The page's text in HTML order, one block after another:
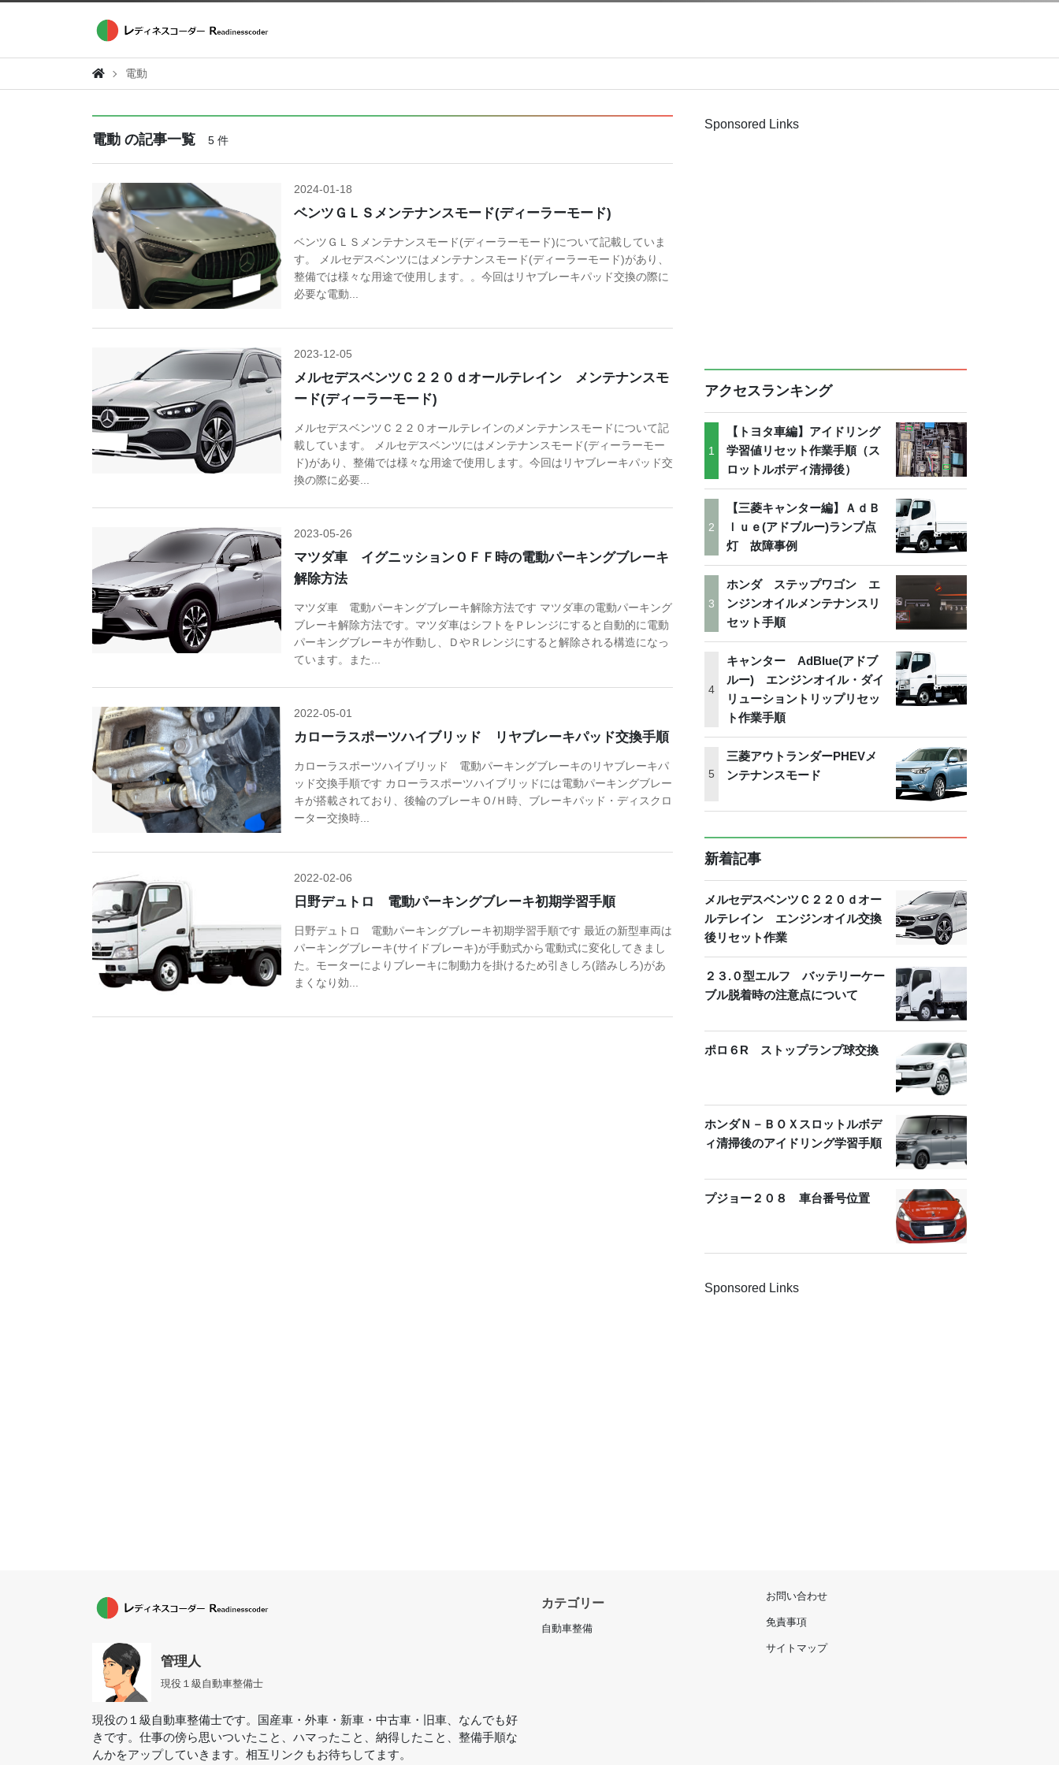
電動
電動 の記事一覧 5 件
2024-01-18
ベンツＧＬＳメンテナンスモード(ディーラーモード)
ベンツＧＬＳメンテナンスモード(ディーラーモード)について記載していま
す。 メルセデスベンツにはメンテナンスモード(ディーラーモード)があり、
整備では様々な用途で使用します。。今回はリヤブレーキパッド交換の際に
必要な電動...
2023-12-05
メルセデスベンツＣ２２０ｄオールテレイン メンテナンスモ
ード(ディーラーモード)
メルセデスベンツＣ２２０オールテレインのメンテナンスモードについて記
載しています。 メルセデスベンツにはメンテナンスモード(ディーラーモー
ド)があり、整備では様々な用途で使用します。今回はリヤブレーキパッド交
換の際に必要...
2023-05-26
マツダ車 イグニッションＯＦＦ時の電動パーキングブレーキ
解除方法
マツダ車 電動パーキングブレーキ解除方法です マツダ車の電動パーキング
ブレーキ解除方法です。マツダ車はシフトをＰレンジにすると自動的に電動
パーキングブレーキが作動し、ＤやＲレンジにすると解除される構造になっ
ています。また...
2022-05-01
カローラスポーツハイブリッド リヤブレーキパッド交換手順
カローラスポーツハイブリッド 電動パーキングブレーキのリヤブレーキパ
ッド交換手順です カローラスポーツハイブリッドには電動パーキングブレー
キが搭載されており、後輪のブレーキＯ/Ｈ時、ブレーキパッド・ディスクロ
ーター交換時...
2022-02-06
日野デュトロ 電動パーキングブレーキ初期学習手順
日野デュトロ 電動パーキングブレーキ初期学習手順です 最近の新型車両は
パーキングブレーキ(サイドブレーキ)が手動式から電動式に変化してきまし
た。モーターによりブレーキに制動力を掛けるため引きしろ(踏みしろ)があ
まくなり効...
Sponsored Links
アクセスランキング
【トヨタ車編】アイドリング
学習値リセット作業手順（ス
ロットルボディ清掃後）
【三菱キャンター編】ＡｄＢ
ｌｕｅ(アドブルー)ランプ点
灯 故障事例
ホンダ ステップワゴン エ
ンジンオイルメンテナンスリ
セット手順
キャンター AdBlue(アドブ
ルー) エンジンオイル・ダイ
リューショントリップリセッ
ト作業手順
三菱アウトランダーPHEVメ
ンテナンスモード
新着記事
メルセデスベンツＣ２２０ｄオー
ルテレイン エンジンオイル交換
後リセット作業
２３.０型エルフ バッテリーケー
ブル脱着時の注意点について
ポロ６R ストップランプ球交換
ホンダＮ－ＢＯＸスロットルボデ
ィ清掃後のアイドリング学習手順
プジョー２０８ 車台番号位置
Sponsored Links
管理人
現役１級自動車整備士
現役の１級自動車整備士です。国産車・外車・新車・中古車・旧車、なんでも好
きです。仕事の傍ら思いついたこと、ハマったこと、納得したこと、整備手順な
んかをアップしていきます。相互リンクもお待ちしてます。
カテゴリー
自動車整備
お問い合わせ
免責事項
サイトマップ